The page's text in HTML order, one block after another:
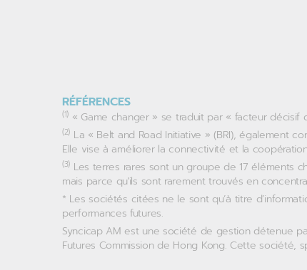
RÉFÉRENCES
(1) « Game changer » se traduit par « facteur
(2) La « Belt and Road Initiative » (BRI), également
Elle vise à améliorer la connectivité et la
(3) Les terres rares sont un groupe de 17 éléments
mais parce qu'ils sont rarement trouvés en
* Les sociétés citées ne le sont qu’à titre
performances futures.
Syncicap AM est une société de gestion détenue
Futures Commission de Hong Kong. Cette société,